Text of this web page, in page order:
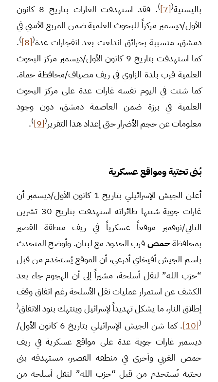
باليستية(
[7]
)
. فقد استهدفت الغارات بتاريخ 8 كانون
الأول/ديسمبر مركزاً للبحوث العلمية ضمن المربع الأمني في
دمشق، متسببة بحرائق اندلعت بعد انفجارات عدة(
[8]
)
.
كما استهدفت بتاريخ 9 كانون الأول/ديسمبر مركز البحوث
العلمية قرب بلدة الزاوي في ريف مصياف/محافظة حماة.
كما شنت في اليوم نفسه غارات عدة على مركز البحوث
العلمية في برزة ضمن العاصمة دمشق، دون وجود
معلومات عن حجم الأضرار حتى إعداد هذا التقرير(
[9]
)
.
بُنى تحتية ومواقع عسكرية
أعلن الجيش الإسرائيلي بتاريخ 1 كانون الأول/ديسمبر أن
غارات جوية شنتها طائراته استهدفت بتاريخ 30 تشرين
الثاني/نوفمبر موقعاً عسكرياً في ريف منطقة القصير
بمحافظةحمصقرب الحدود مع لبنان. وأوضح المتحدث
باسم الجيش أفيخاي أدرعي، أن الموقع يُستخدم من قبل
“حزب الله” لنقل أسلحة، مشيراً إلى أن الهجوم جاء بعد
الكشف عن استمرار عمليات نقل الأسلحة رغم اتفاق وقف
إطلاق النار، ما يشكل تهديداً لإسرائيل وينتهك بنود الاتفاق(
(
[10]
. كما شن الجيش الإسرائيلي بتاريخ 6 كانون الأول/
ديسمبر غارات جوية عدة على مواقع عسكرية في ريف
حمص الغربي وأخرى في منطقة القصير، مستهدفة بنى
تحتية تُستخدم من قبل “حزب الله” لنقل أسلحة من